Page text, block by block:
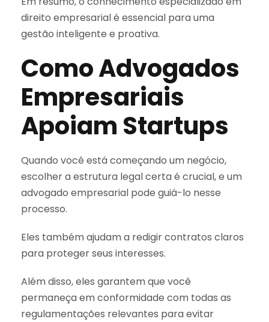
direito empresarial é essencial para uma
gestão inteligente e proativa.
Como Advogados
Empresariais
Apoiam Startups
Quando você está começando um negócio,
escolher a estrutura legal certa é crucial, e um
advogado empresarial pode guiá-lo nesse
processo.
Eles também ajudam a redigir contratos claros
para proteger seus interesses.
Além disso, eles garantem que você
permaneça em conformidade com todas as
regulamentações relevantes para evitar